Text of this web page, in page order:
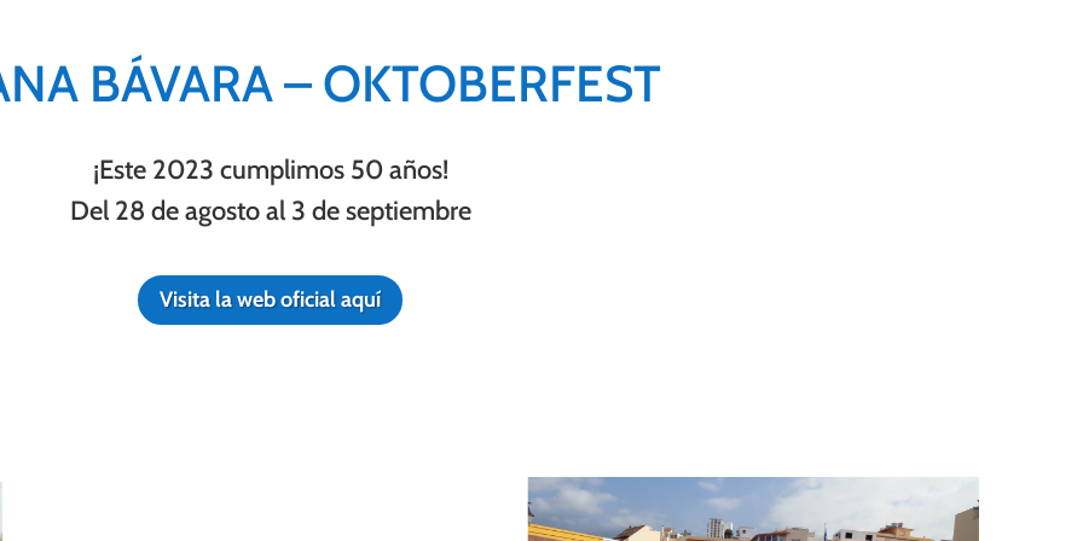
BÁVARA – OKTOBERFEST
¡Este 2023 cumplimos 50 años!
Del 28 de agosto al 3 de septiembre
Visita la web oficial aquí